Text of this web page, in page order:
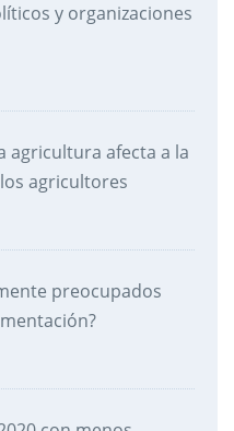
y organizaciones
agricultura afecta a la
agricultores
preocupados